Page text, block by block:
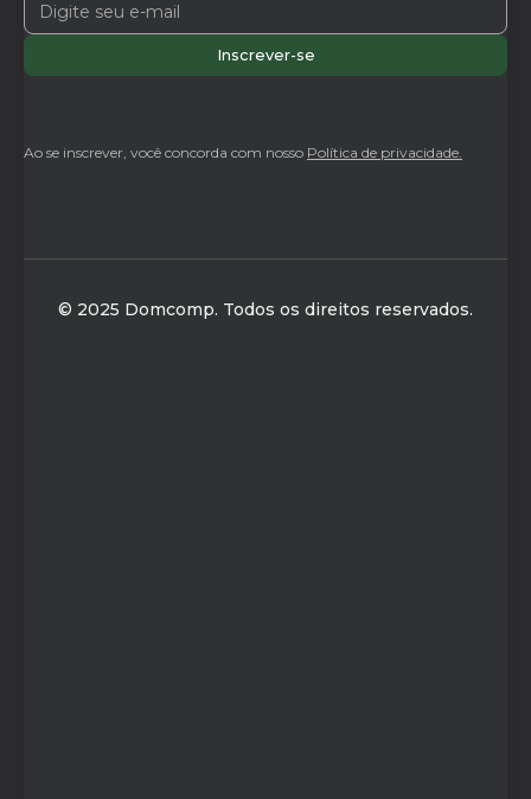
Ao se inscrever, você concorda com nosso Política de privacidade.
© 2025 Domcomp. Todos os direitos reservados.